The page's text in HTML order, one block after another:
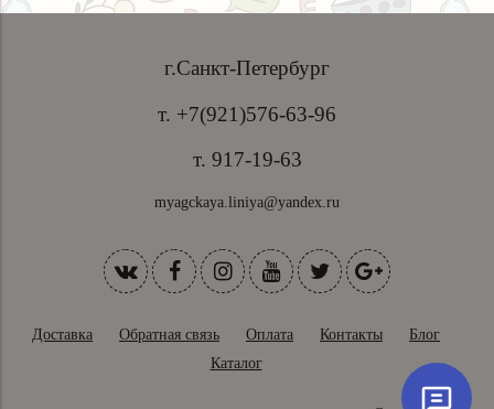
г.Санкт-Петербург
т. +7(921)576-63-96
т. 917-19-63
myagckaya.liniya@yandex.ru
Доставка Обратная связь Оплата Контакты
Блог
Каталог